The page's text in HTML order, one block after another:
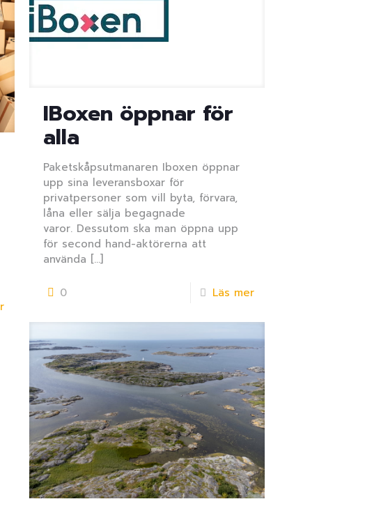
IBoxen öppnar för
alla
Paketskåpsutmanaren Iboxen öppnar
upp sina leveransboxar för
privatpersoner som vill byta, förvara,
låna eller sälja begagnade
varor. Dessutom ska man öppna upp
för second hand-aktörerna att
använda […]
0 Läs mer